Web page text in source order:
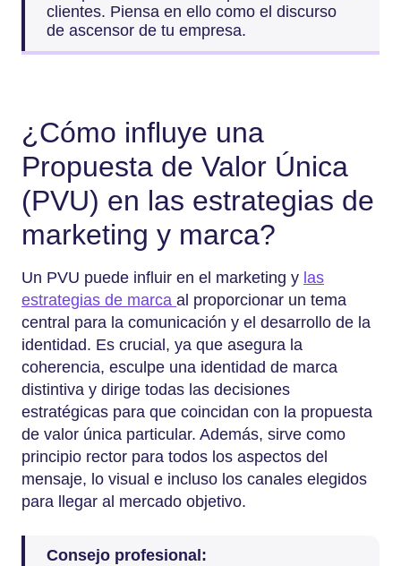
clientes. Piensa en ello como el discurso
de ascensor de tu empresa.
¿Cómo influye una
Propuesta de Valor Única
(PVU) en las estrategias de
marketing y marca?
Un PVU puede influir en el marketing y las
estrategias de marca al proporcionar un tema
central para la comunicación y el desarrollo de la
identidad. Es crucial, ya que asegura la
coherencia, esculpe una identidad de marca
distintiva y dirige todas las decisiones
estratégicas para que coincidan con la propuesta
de valor única particular. Además, sirve como
principio rector para todos los aspectos del
mensaje, lo visual e incluso los canales elegidos
para llegar al mercado objetivo.
Consejo profesional: